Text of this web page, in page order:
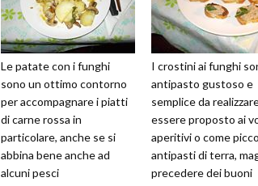
Le patate con i funghi
sono un ottimo contorno
per accompagnare i piatti
di carne rossa in
particolare, anche se si
abbina bene anche ad
alcuni pesci
I crostini ai funghi
antipasto gustoso e
semplice da
essere proposto ai
aperitivi o come
antipasti di terra,
precedere dei buoni